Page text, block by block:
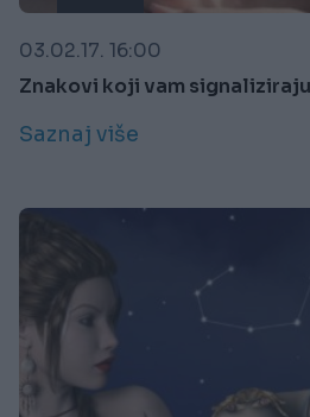
03.02.17. 16:00
Znakovi koji vam
Saznaj više